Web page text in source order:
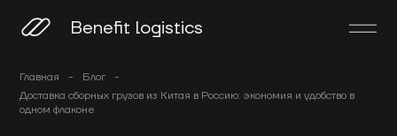
Benefit logistics
Главная - Блог
-
Доставка сборных грузов из Китая в Россию: экономия и удобство в
одном флаконе